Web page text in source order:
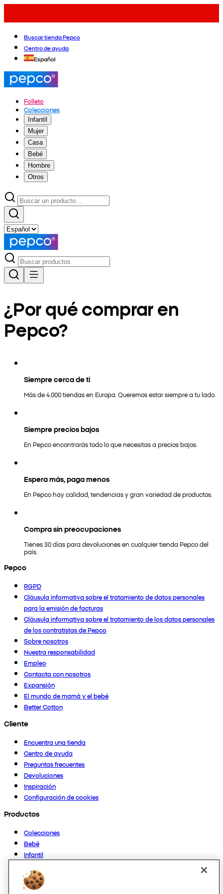
Buscar tienda Pepco
Centro de ayuda
Español
Folleto
Colecciones
Infantil
Mujer
Casa
Bebé
Hombre
Otros
¿Por qué comprar en
Pepco?
Siempre cerca de ti
Más de 4.000 tiendas en Europa. Queremos estar siempre a tu lado.
Siempre precios bajos
En Pepco encontrarás todo lo que necesitas a precios bajos.
Espera más, paga menos
En Pepco hay calidad, tendencias y gran variedad de productos.
Compra sin preocupaciones
Tienes 30 días para devoluciones en cualquier tienda Pepco del
país.
Pepco
RGPD
Cláusula informativa sobre el tratamiento de datos personales
para la emisión de facturas
Cláusula informativa sobre el tratamiento de los datos personales
de los contratistas de Pepco
Sobre nosotros
Nuestra responsabilidad
Empleo
Contacta con nosotros
Expansión
El mundo de mamá y el bebé
Better Cotton
Cliente
Encuentra una tienda
Centro de ayuda
Preguntas frecuentes
Devoluciones
Inspiración
Configuración de cookies
Productos
Colecciones
Bebé
Infantil
Mujer
Hombre